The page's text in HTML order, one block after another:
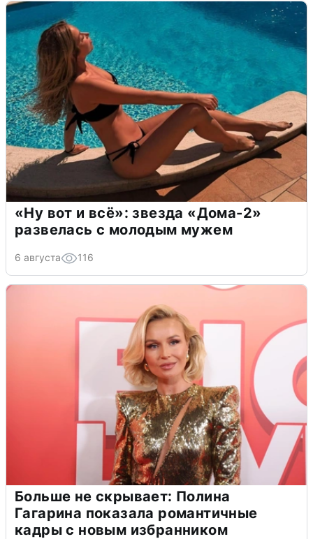
«Ну вот и всё»: звезда «Дома-2»
развелась с молодым мужем
6 августа 116
Больше не скрывает: Полина
Гагарина показала романтичные
кадры с новым избранником